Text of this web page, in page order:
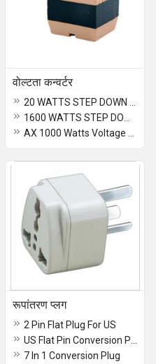
वोल्टता कन्वर्टर
रूपांतरण प्लग
2 Pin Flat Plug For US
7 In 1 Conversion Plug